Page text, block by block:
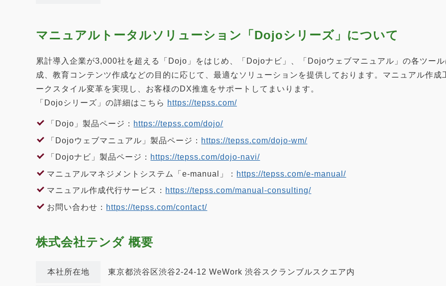
マニュアルトータルソリューション「Dojoシリーズ」について
累計導入企業が3,000社を超える「Dojo」をはじめ、「Dojoナビ」、「Dojoウェブマニュアル」の各ツー
成、教育コンテンツ作成などの目的に応じて、最適なソリューションを提供しております。マニュアル作
ークスタイル変革を実現し、お客様のDX推進をサポートしてまいります。
「Dojoシリーズ」の詳細はこちら https://tepss.com/
「Dojo」製品ページ： https://tepss.com/dojo/
「Dojoウェブマニュアル」製品ページ： https://tepss.com/dojo-wm/
「Dojoナビ」製品ページ： https://tepss.com/dojo-navi/
マニュアルマネジメントシステム「e-manual」： https://tepss.com/e-manual/
マニュアル作成代行サービス： https://tepss.com/manual-consulting/
お問い合わせ： https://tepss.com/contact/
株式会社テンダ 概要
本社所在地 東京都渋谷区渋谷2-24-12 WeWork 渋谷スクランブルスクエア内